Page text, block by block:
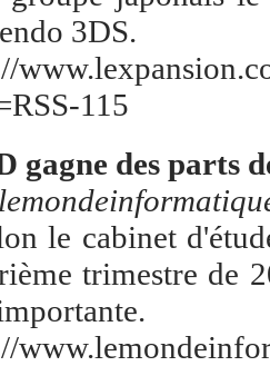
3DS.
115
gagne des parts
le cabinet
trimestre de